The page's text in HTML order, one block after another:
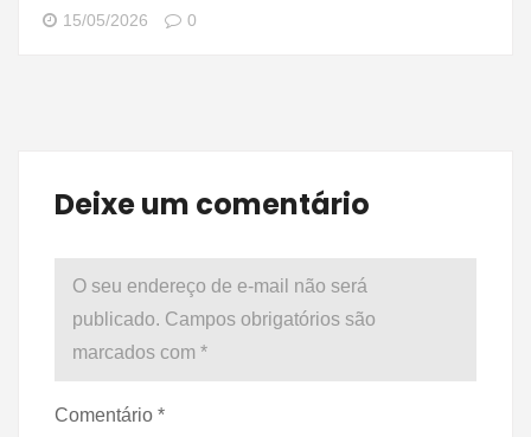
15/05/2026 0
Deixe um comentário
O seu endereço de e-mail não será
publicado. Campos obrigatórios são
marcados com *
Comentário *